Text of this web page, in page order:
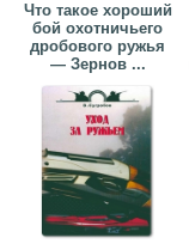
Что такое хороший
бой охотничьего
дробового ружья
— Зернов ...